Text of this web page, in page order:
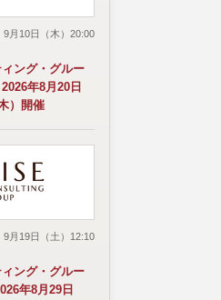
月10日（木）20:00
ング・グルー
年8月20日
）開催
月19日（土）12:10
ング・グルー
年8月29日